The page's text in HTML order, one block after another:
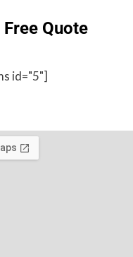
Free Quote
id="5"]